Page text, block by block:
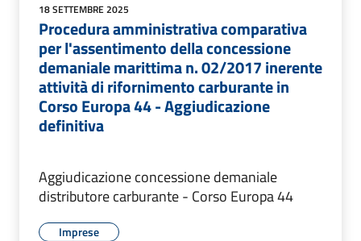
18 SETTEMBRE 2025
Procedura amministrativa comparativa
per l'assentimento della concessione
demaniale marittima n. 02/2017 inerente
attività di rifornimento carburante in
Corso Europa 44 - Aggiudicazione
definitiva
Aggiudicazione concessione demaniale
distributore carburante - Corso Europa 44
Imprese